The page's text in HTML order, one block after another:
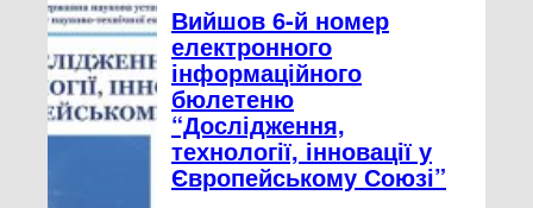
Вийшов 6-й номер
електронного
інформаційного
бюлетеню
“Дослідження,
технології, інновації у
Європейському Союзі”